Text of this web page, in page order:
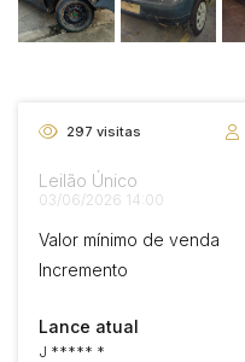
297 visitas
Leilão Único
03/06/2026 14:00
Valor mínimo de venda
Incremento
Lance atual
J ***** *